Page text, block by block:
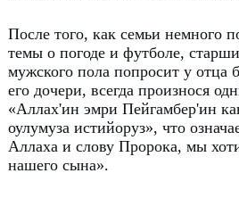
После того, как семьи немного
темы о погоде и футболе,
мужского пола попросит у отца
его дочери, всегда произнося
«Аллах'ин эмри Пейгамбер'ин
оулумуза истийоруз», что
Аллаха и слову Пророка, мы
нашего сына».